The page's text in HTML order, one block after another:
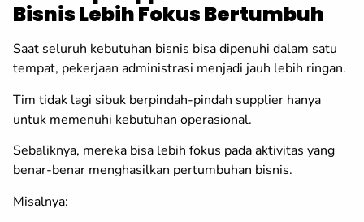
Bisnis Lebih Fokus Bertumbuh
Saat seluruh kebutuhan bisnis bisa dipenuhi dalam satu
tempat, pekerjaan administrasi menjadi jauh lebih ringan.
Tim tidak lagi sibuk berpindah-pindah supplier hanya
untuk memenuhi kebutuhan operasional.
Sebaliknya, mereka bisa lebih fokus pada aktivitas yang
benar-benar menghasilkan pertumbuhan bisnis.
Misalnya: